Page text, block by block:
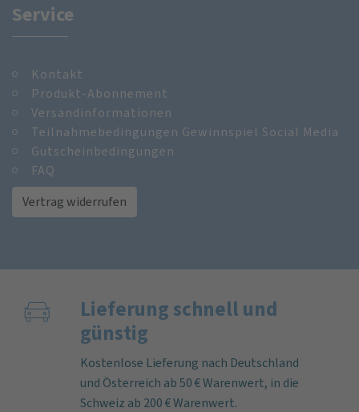
Service
Kontakt
Produkt-Abonnement
Versandinformationen
Teilnahmebedingungen Gewinnspiel Social Media
Gutscheinbedingungen
FAQ
Vertrag widerrufen
Lieferung schnell und
günstig
Kostenlose Lieferung nach Deutschland
und Österreich ab 50 € Warenwert, in die
Schweiz ab 200 € Warenwert.